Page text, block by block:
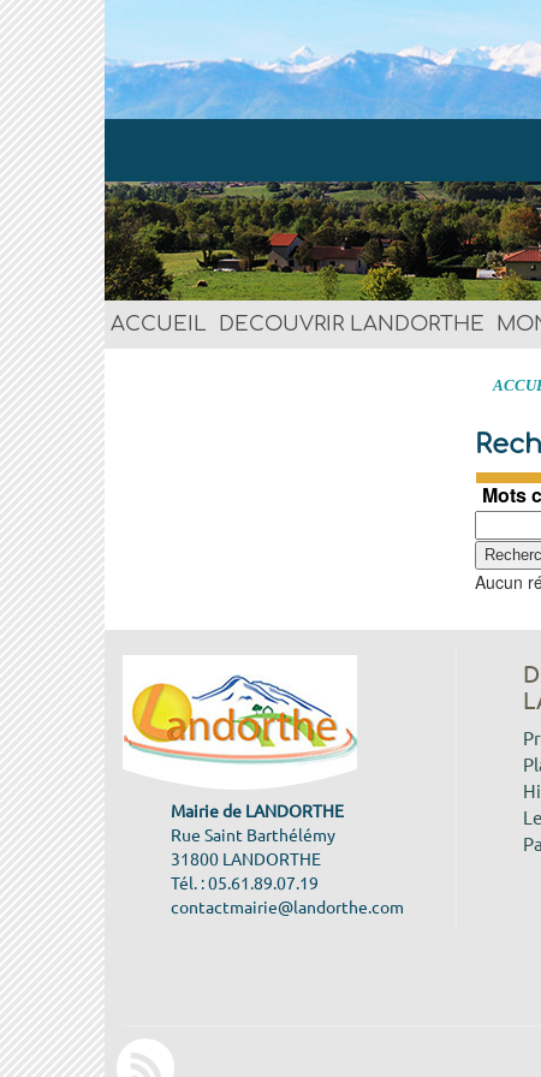
ACCUEIL DECOUVRIR LANDORTHE
Mots
Aucun
Mairie de LANDORTHE
Rue Saint Barthélémy
31800 LANDORTHE
Tél. : 05.61.89.07.19
contactmairie@landorthe.com